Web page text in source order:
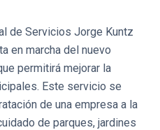
de Servicios Jorge Kuntz
en marcha del nuevo
permitirá mejorar la
Este servicio se
de una empresa a la
de parques, jardines